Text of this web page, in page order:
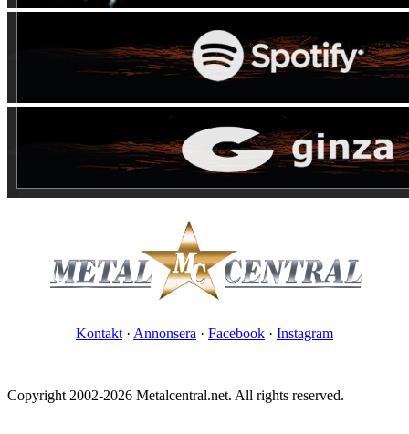
Kontakt · Annonsera · Facebook · Instagram
Copyright 2002-2026 Metalcentral.net. All rights reserved.